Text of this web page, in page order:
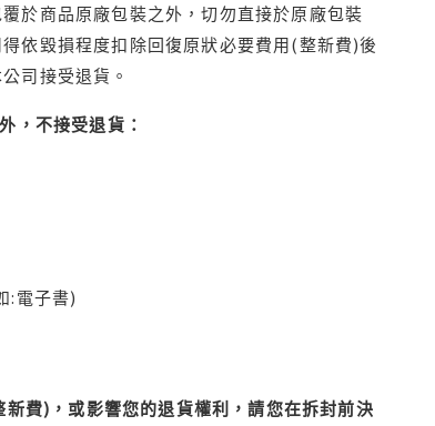
於商品原廠包裝之外，切勿直接於原廠包裝
依毀損程度扣除回復原狀必要費用(整新費)後
司接受退貨。
，不接受退貨：
:電子書)
費)，或影響您的退貨權利，請您在拆封前決